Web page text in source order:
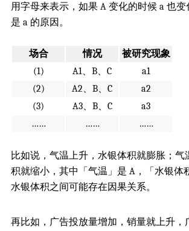
用字母来表示，如果 A 变化的时候 a 也
是 a 的原因。
场合 情况
被研究现象
(1)
A1、B、C
a1
(2)
A2、B、C
a2
(3)
A3、B、C
a3
……
…… ……
比如说，气温上升，水银体积就膨胀；气
积就缩小，其中「气温」是 A，「水银体
水银体积之间可能存在因果关系。
再比如，广告投放量增加，销量就上升，